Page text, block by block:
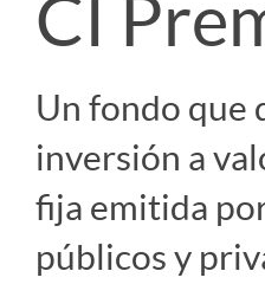
n
c
CI
Un fondo que
inversión a
fija emitida
públicos y
Replica tu
inversión
preferencias